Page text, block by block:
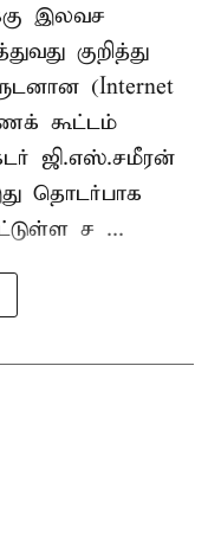
இலவச
குறித்து
(Internet
கூட்டம்
ஜி.எஸ்.சமீரன்
தொடர்பாக
ச ...